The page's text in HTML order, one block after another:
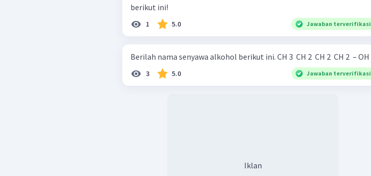
berikut ini!
1 5.0 Jawaban terverifikasi
Berilah nama senyawa alkohol berikut ini. CH 3 ​ CH 2 ​ CH 2 ​ CH 2 ​ – OH
3 5.0 Jawaban terverifikasi
Iklan